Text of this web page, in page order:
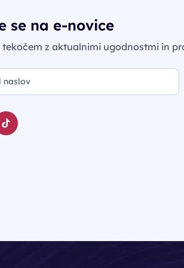
se na e-novice
z aktualnimi ugodnostmi in